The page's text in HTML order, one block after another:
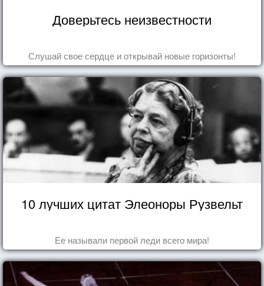
Доверьтесь неизвестности
Слушай свое сердце и открывай новые горизонты!
10 лучших цитат Элеоноры Рузвельт
Ее называли первой леди всего мира!